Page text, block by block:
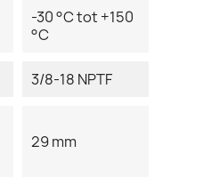
-30 °C tot +150
°C
3/8-18 NPTF
29 mm